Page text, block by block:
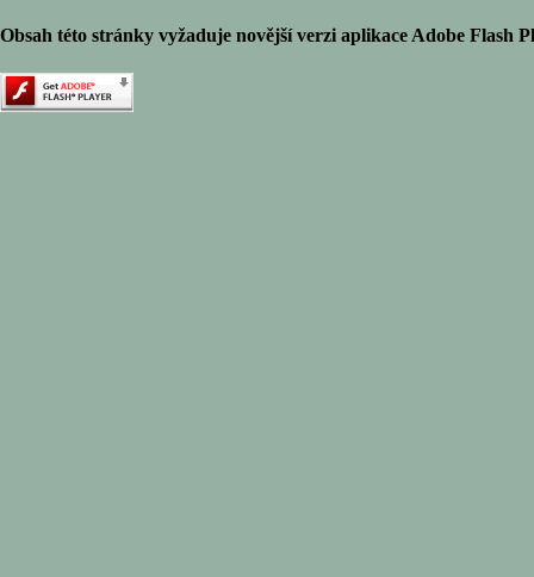
Obsah této stránky vyžaduje novější verzi aplikace Adobe Flash